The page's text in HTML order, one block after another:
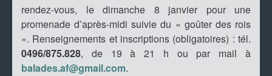
rendez-vous, le dimanche 8 janvier pour une
promenade d’après-midi suivie du « goûter des rois
». Renseignements et inscriptions (obligatoires) : tél.
0496/875.828, de 19 à 21 h ou par mail à
balades.af@gmail.com.